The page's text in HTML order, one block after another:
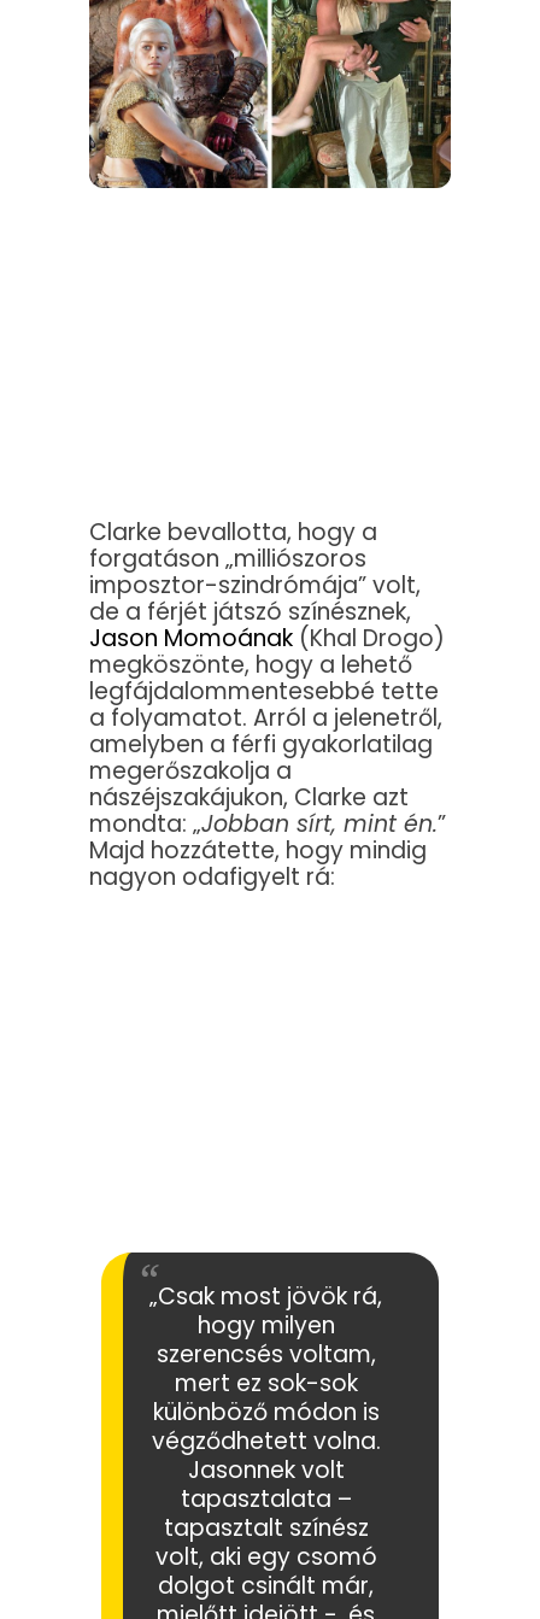
Clarke bevallotta, hogy a
forgatáson „milliószoros
imposztor-szindrómája” volt,
de a férjét játszó színésznek,
Jason Momoának (Khal Drogo)
megköszönte, hogy a lehető
legfájdalommentesebbé tette
a folyamatot. Arról a jelenetről,
amelyben a férfi gyakorlatilag
megerőszakolja a
nászéjszakájukon, Clarke azt
mondta: „Jobban sírt, mint én.”
Majd hozzátette, hogy mindig
nagyon odafigyelt rá:
„Csak most jövök rá,
hogy milyen
szerencsés voltam,
mert ez sok-sok
különböző módon is
végződhetett volna.
Jasonnek volt
tapasztalata –
tapasztalt színész
volt, aki egy csomó
dolgot csinált már,